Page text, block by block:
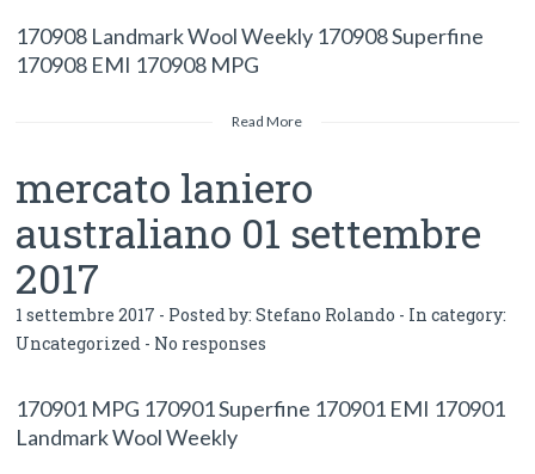
170908 Landmark Wool Weekly 170908 Superfine
170908 EMI 170908 MPG
Read More
mercato laniero
australiano 01 settembre
2017
1 settembre 2017 - Posted by:Stefano Rolando - In category:
Uncategorized - No responses
170901 MPG 170901 Superfine 170901 EMI 170901
Landmark Wool Weekly